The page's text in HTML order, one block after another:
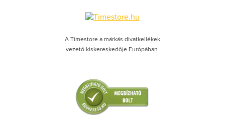
A Timestore a márkás divatkellékek
vezető kiskereskedője Európában.